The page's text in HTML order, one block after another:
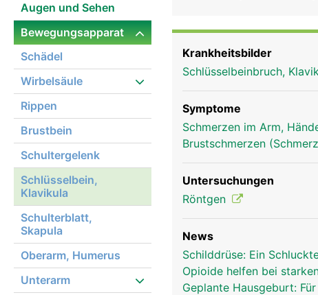
Augen und Sehen
Bewegungsapparat
Schädel
Wirbelsäule
Rippen
Brustbein
Schultergelenk
Schlüsselbein,
Klavikula
Schulterblatt,
Skapula
Oberarm, Humerus
Unterarm
Krankheitsbilder
Schlüsselbeinbruch,
Symptome
Schmerzen im Arm,
Brustschmerzen
Untersuchungen
Röntgen
News
Schilddrüse: Ein
Opioide helfen bei
Geplante Hausgeburt: